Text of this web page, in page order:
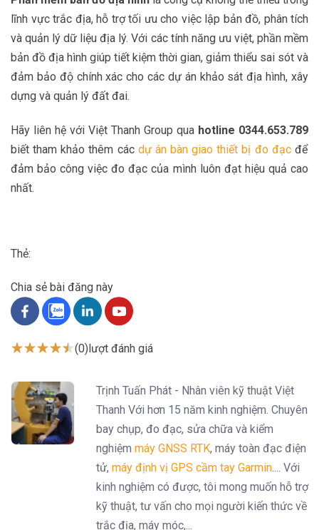
lĩnh vực trắc địa, hỗ trợ tối ưu cho việc lập bản đồ, phân tích
và quản lý dữ liệu địa lý. Với các tính năng ưu việt, phần mềm
bản đồ địa hình giúp tiết kiệm thời gian, giảm thiểu sai sót và
đảm bảo độ chính xác cho các dự án khảo sát địa hình, xây
dựng và quản lý đất đai.
Hãy liên hệ với Việt Thanh Group qua hotline 0344.653.789
biết tham khảo thêm các dự án bàn giao thiết bị đo đạcđể
đảm bảo công việc đo đạc của mình luôn đạt hiệu quả cao
nhất.
Thẻ:
Chia sẻ bài đăng này
(0)lượt đánh giá
Trịnh Tuấn Phát - Nhân viên kỹ thuật Việt
Thanh Với hơn 15 năm kinh nghiệm. Chuyên
bay chụp, đo đạc, sửa chữa và kiểm
nghiệm máy GNSS RTK, máy toàn đạc điện
tử, máy định vị GPS cầm tay Garmin .... Với
kinh nghiệm có được, tôi mong muốn hỗ trợ
kỹ thuật, tư vấn cho mọi người kiến thức về
trắc địa, máy móc,...